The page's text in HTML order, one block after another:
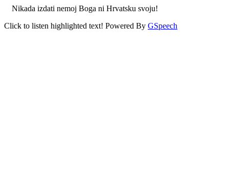
Nikada izdati nemoj Boga ni Hrvatsku svoju!
Click to listen highlighted text! Powered By GSpeech